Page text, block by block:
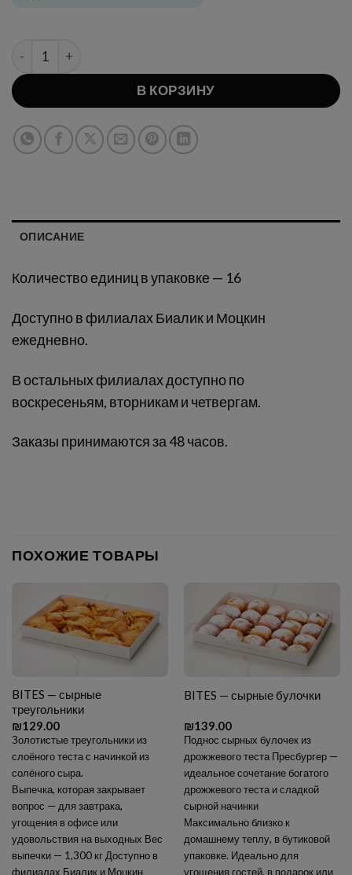
Количество товара BITES — рогалики
В КОРЗИНУ
ОПИСАНИЕ
Количество единиц в упаковке — 16
Доступно в филиалах Биалик и Моцкин
ежедневно.
В остальных филиалах доступно по
воскресеньям, вторникам и четвергам.
Заказы принимаются за 48 часов.
ПОХОЖИЕ ТОВАРЫ
BITES — сырные
треугольники
₪129.00
Золотистые треугольники из
слоёного теста с начинкой из
солёного сыра.
Выпечка, которая закрывает
вопрос — для завтрака,
угощения в офисе или
удовольствия на выходных Вес
выпечки — 1,300 кг Доступно в
филиалах Биалик и Моцкин
BITES — сырные булочки
₪139.00
Поднос сырных булочек из
дрожжевого теста Пресбургер —
идеальное сочетание богатого
дрожжевого теста и сладкой
сырной начинки
Максимально близко к
домашнему теплу, в бутиковой
упаковке. Идеально для
угощения гостей, в подарок или